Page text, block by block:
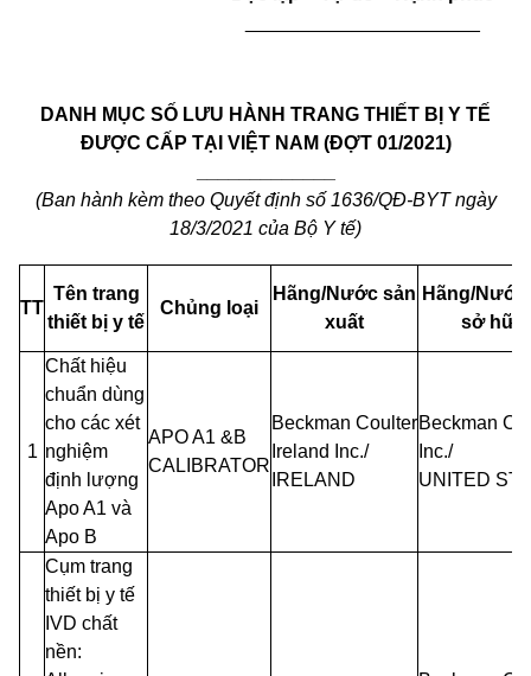
DANH MỤC SỐ LƯU HÀNH TRANG THIẾT BỊ Y TẾ
ĐƯỢC CẤP TẠI VIỆT NAM (ĐỢT 01/2021)
(Ban hành kèm theo Quyết định số 1636/QĐ-BYT ngày
18/3/2021 của Bộ Y tế)
TT
Tên trang
thiết bị y tế
Chủng loại
Hãng/Nước sản
xuất
Hãng/
sở hữu
1
Chất hiệu
chuẩn dùng
cho các xét
nghiệm
định lượng
Apo A1 và
Apo B
APO A1 &B
CALIBRATOR
Beckman Coulter
Ireland
Inc./
IRELAND
Beckman
Inc./
UNITED
Cụm trang
thiết bị y tế
IVD chất
nền: